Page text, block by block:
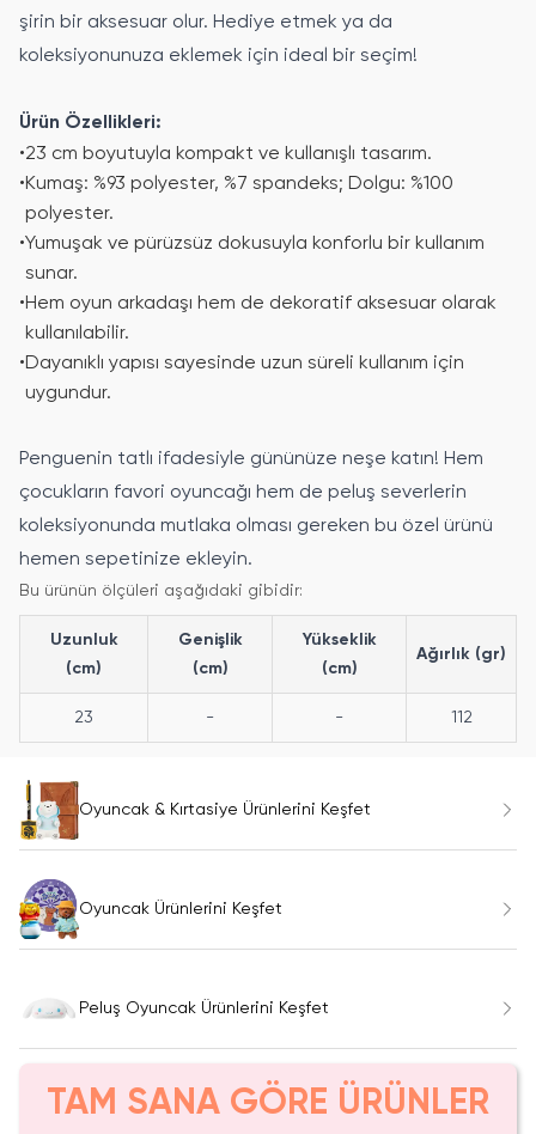
şirin bir aksesuar olur. Hediye etmek ya da
koleksiyonunuza eklemek için ideal bir seçim!
Ürün Özellikleri:
•23 cm boyutuyla kompakt ve kullanışlı tasarım.
•Kumaş: %93 polyester, %7 spandeks; Dolgu: %100
polyester.
•Yumuşak ve pürüzsüz dokusuyla konforlu bir kullanım
sunar.
•Hem oyun arkadaşı hem de dekoratif aksesuar olarak
kullanılabilir.
•Dayanıklı yapısı sayesinde uzun süreli kullanım için
uygundur.
Penguenin tatlı ifadesiyle gününüze neşe katın! Hem
çocukların favori oyuncağı hem de peluş severlerin
koleksiyonunda mutlaka olması gereken bu özel ürünü
hemen sepetinize ekleyin.
Bu ürünün ölçüleri aşağıdaki gibidir:
Uzunluk
(cm)
Genişlik
(cm)
Yükseklik
(cm)
Ağırlık (gr)
23 - - 112
Oyuncak & Kırtasiye Ürünlerini Keşfet
Oyuncak Ürünlerini Keşfet
Peluş Oyuncak Ürünlerini Keşfet
TAM SANA GÖRE ÜRÜNLER